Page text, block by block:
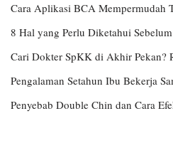
Cara Aplikasi BCA Mempermudah
8 Hal yang Perlu Diketahui
Cari Dokter SpKK di Akhir Pekan?
Pengalaman Setahun Ibu Bekerja
Penyebab Double Chin dan Cara